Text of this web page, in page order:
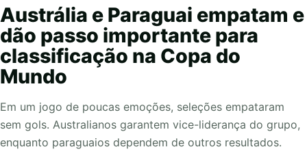
Austrália e Paraguai empatam e
dão passo importante para
classificação na Copa do
Mundo
Em um jogo de poucas emoções, seleções empataram
sem gols. Australianos garantem vice-liderança do grupo,
enquanto paraguaios dependem de outros resultados.